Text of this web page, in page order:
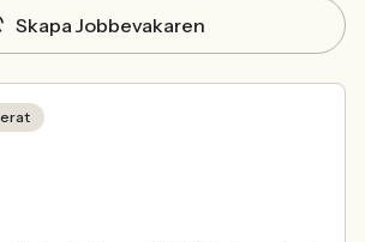
Skapa Jobbevakaren